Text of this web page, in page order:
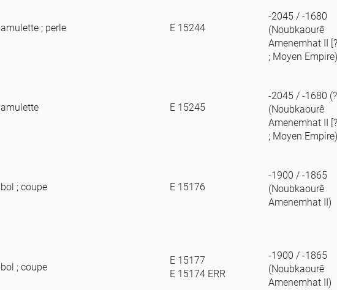
amulette ; perle E 15244
-2045 / -1680
(Noubkaourê
Amenemhat II
; Moyen Empire)
amulette E 15245
-2045 / -1680
(Noubkaourê
Amenemhat II
; Moyen Empire)
bol ; coupe E 15176
-1900 / -1865
(Noubkaourê
Amenemhat II)
bol ; coupe
E 15177
E 15174 ERR
-1900 / -1865
(Noubkaourê
Amenemhat II)